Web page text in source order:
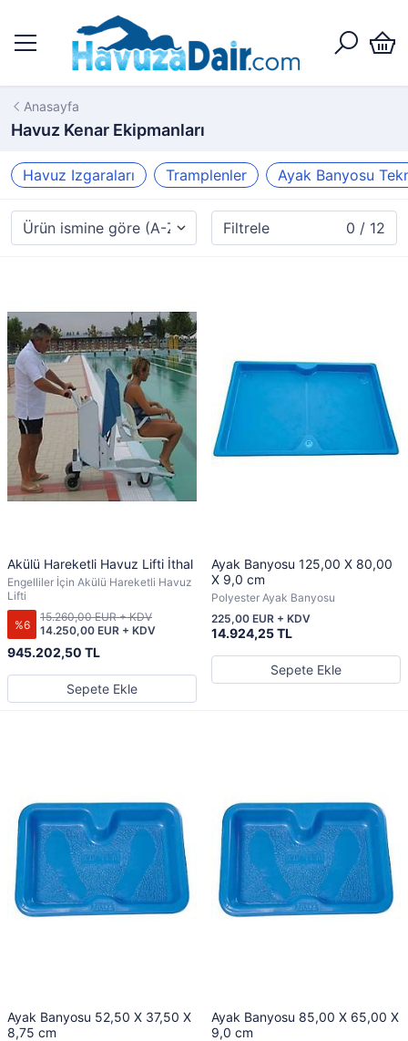
Anasayfa
Havuz Kenar Ekipmanları
Havuz Izgaraları Tramplenler Ayak Banyosu
Filtrele 0 / 12
Akülü Hareketli Havuz Lifti İthal
Engelliler İçin Akülü Hareketli Havuz
Lifti
%6
945.202,50 TL
14.250,00 EUR + KDV
15.260,00 EUR + KDV
Sepete Ekle
Ayak Banyosu 125,00 X 80,00
X 9,0 cm
Polyester Ayak Banyosu
14.924,25 TL
225,00 EUR + KDV
Sepete Ekle
Ayak Banyosu 52,50 X 37,50 X
8,75 cm
Ayak Banyosu 85,00 X 65,00 X
9,0 cm